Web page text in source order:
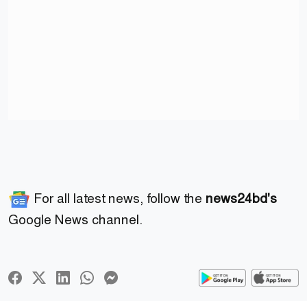
For all latest news, follow the news24bd's
Google News channel.